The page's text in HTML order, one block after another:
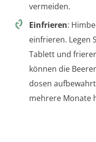
vermeiden.
Einfrieren:
einfrieren. Legen
Tablett und
können die
dosen
mehrere Monate